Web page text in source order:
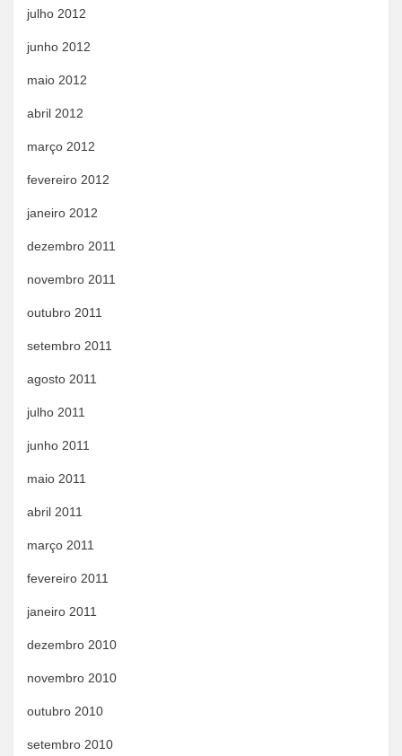
julho 2012
junho 2012
maio 2012
abril 2012
março 2012
fevereiro 2012
janeiro 2012
dezembro 2011
novembro 2011
outubro 2011
setembro 2011
agosto 2011
julho 2011
junho 2011
maio 2011
abril 2011
março 2011
fevereiro 2011
janeiro 2011
dezembro 2010
novembro 2010
outubro 2010
setembro 2010